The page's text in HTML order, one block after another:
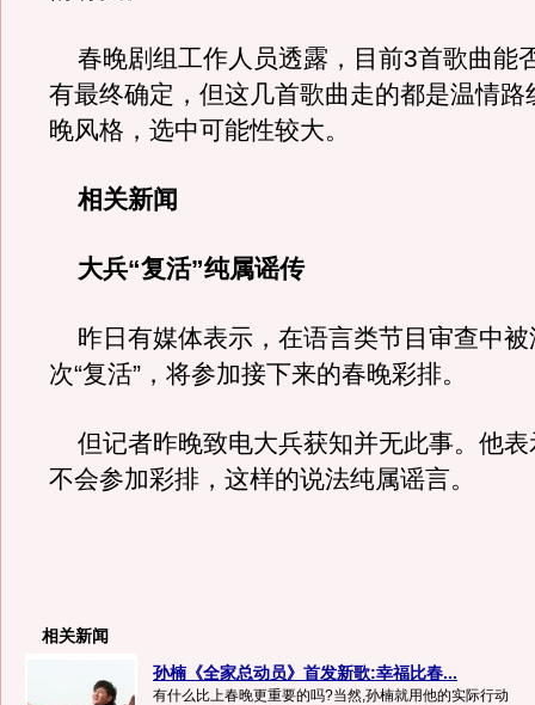
春晚剧组工作人员透露，目前3首歌曲能
有最终确定，但这几首歌曲走的都是温情路
晚风格，选中可能性较大。
相关新闻
大兵“复活”纯属谣传
昨日有媒体表示，在语言类节目审查中被
次“复活”，将参加接下来的春晚彩排。
但记者昨晚致电大兵获知并无此事。他表
不会参加彩排，这样的说法纯属谣言。
相关新闻
孙楠《全家总动员》首发新歌:幸福比春...
有什么比上春晚更重要的吗?当然,孙楠就用他的实际行动